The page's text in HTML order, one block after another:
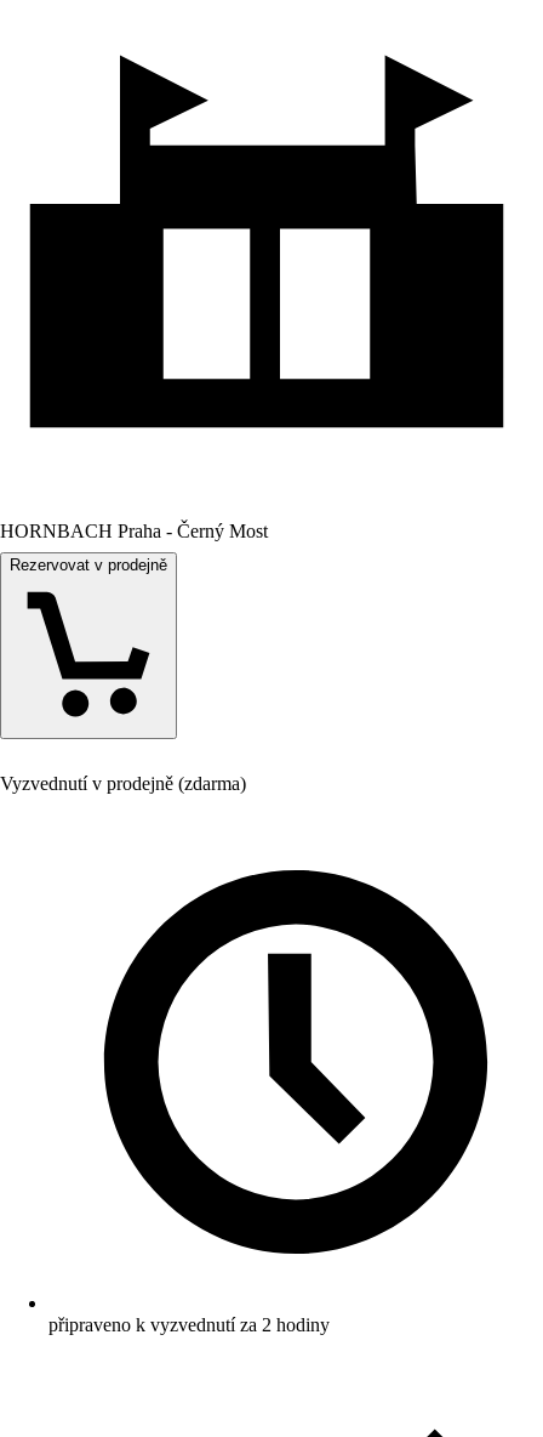
HORNBACH Praha - Černý Most
Rezervovat v prodejně
Vyzvednutí v prodejně (zdarma)
připraveno k vyzvednutí za 2 hodiny